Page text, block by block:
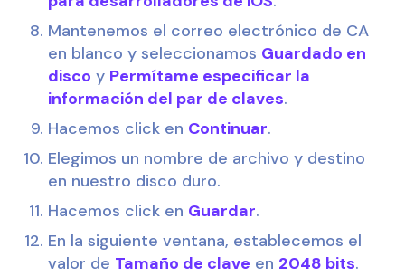
Mantenemos el correo electrónico de CA
en blanco y seleccionamos Guardado en
disco y Permítame especificar la
información del par de claves.
Hacemos click en Continuar.
Elegimos un nombre de archivo y destino
en nuestro disco duro.
Hacemos click en Guardar.
En la siguiente ventana, establecemos el
valor de Tamaño de clave en 2048 bits.